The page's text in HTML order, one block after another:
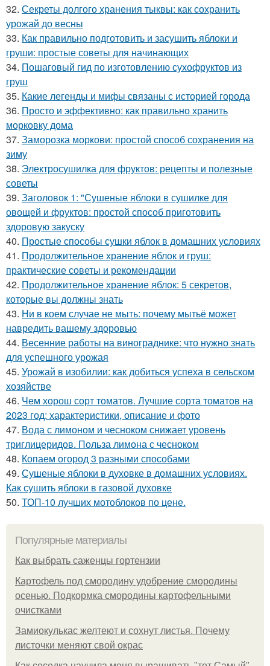
32. Секреты долгого хранения тыквы: как сохранить
урожай до весны
33. Как правильно подготовить и засушить яблоки и
груши: простые советы для начинающих
34. Пошаговый гид по изготовлению сухофруктов из
груш
35. Какие легенды и мифы связаны с историей города
36. Просто и эффективно: как правильно хранить
морковку дома
37. Заморозка моркови: простой способ сохранения на
зиму
38. Электросушилка для фруктов: рецепты и полезные
советы
39. Заголовок 1: "Сушеные яблоки в сушилке для
овощей и фруктов: простой способ приготовить
здоровую закуску
40. Простые способы сушки яблок в домашних условиях
41. Продолжительное хранение яблок и груш:
практические советы и рекомендации
42. Продолжительное хранение яблок: 5 секретов,
которые вы должны знать
43. Ни в коем случае не мыть: почему мытьё может
навредить вашему здоровью
44. Весенние работы на винограднике: что нужно знать
для успешного урожая
45. Урожай в изобилии: как добиться успеха в сельском
хозяйстве
46. Чем хорош сорт томатов. Лучшие сорта томатов на
2023 год: характеристики, описание и фото
47. Вода с лимоном и чесноком снижает уровень
триглицеридов. Польза лимона с чесноком
48. Копаем огород 3 разными способами
49. Сушеные яблоки в духовке в домашних условиях.
Как сушить яблоки в газовой духовке
50. ТОП-10 лучших мотоблоков по цене.
Популярные материалы
Как выбрать саженцы гортензии
Картофель под смородину удобрение смородины
осенью. Подкормка смородины картофельными
очистками
Замиокулькас желтеют и сохнут листья. Почему
листочки меняют свой окрас